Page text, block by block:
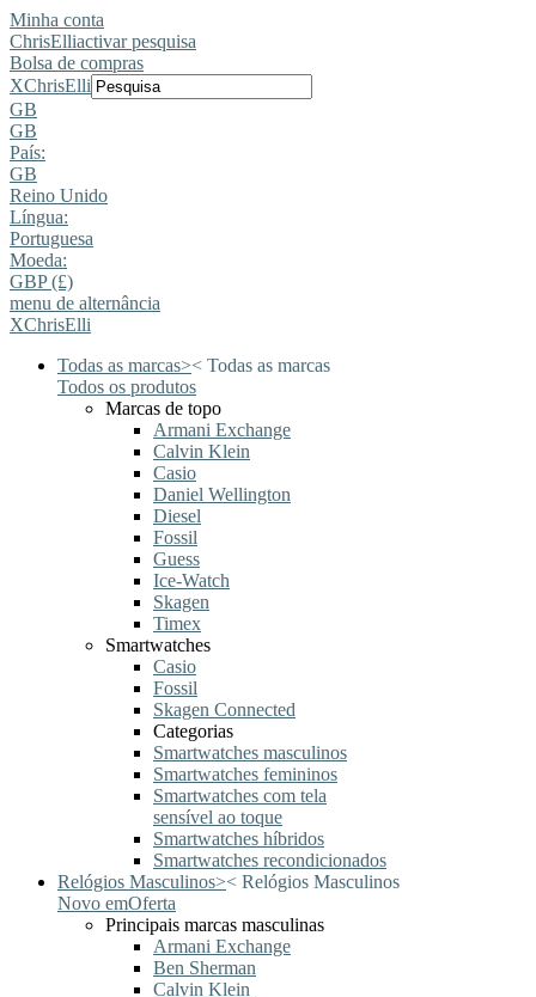
Minha conta
ChrisElliactivar pesquisa
Bolsa de compras
XChrisElli
GB
GB
País:
GB
Reino Unido
Língua:
Portuguesa
Moeda:
GBP (£)
menu de alternância
XChrisElli
Todas as marcas>< Todas as marcas
Todos os produtos
Marcas de topo
Armani Exchange
Calvin Klein
Casio
Daniel Wellington
Diesel
Fossil
Guess
Ice-Watch
Skagen
Timex
Smartwatches
Casio
Fossil
Skagen Connected
Categorias
Smartwatches masculinos
Smartwatches femininos
Smartwatches com tela
sensível ao toque
Smartwatches híbridos
Smartwatches recondicionados
Relógios Masculinos>< Relógios Masculinos
Novo emOferta
Principais marcas masculinas
Armani Exchange
Ben Sherman
Calvin Klein